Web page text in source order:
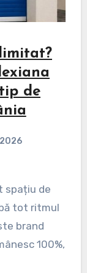
de
spațiu de
tot ritmul
brand
100%,